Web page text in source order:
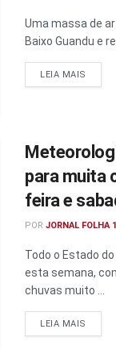
Uma massa de
Baixo Guandu e
LEIA MAIS
para muita
feira e
POR JORNAL FOLHA 1
Todo o Estado
esta semana,
chuvas muito ...
LEIA MAIS